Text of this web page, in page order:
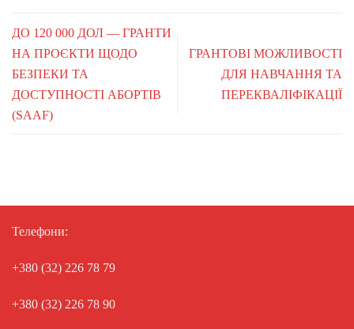
ДО 120 000 ДОЛ — ГРАНТИ
НА ПРОЄКТИ ЩОДО
БЕЗПЕКИ ТА
ДОСТУПНОСТІ АБОРТІВ
(SAAF)
ГРАНТОВІ МОЖЛИВОСТІ
ДЛЯ НАВЧАННЯ ТА
ПЕРЕКВАЛІФІКАЦІЇ
Телефони:
+380 (32) 226 78 79
+380 (32) 226 78 90